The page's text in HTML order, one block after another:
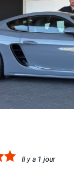
Il y a 1 jour